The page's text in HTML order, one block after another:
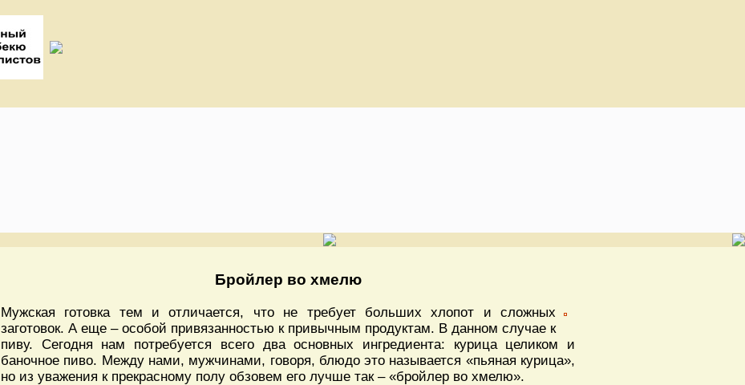
Бройлер во хмелю
Мужская готовка тем и отличается, что не требует больших хлопот и сложных
заготовок. А еще – особой привязанностью к привычным продуктам. В данном случае к
пиву. Сегодня нам потребуется всего два основных ингредиента: курица целиком и
баночное пиво. Между нами, мужчинами, говоря, блюдо это называется «пьяная курица»,
но из уважения к прекрасному полу обзовем его лучше так – «бройлер во хмелю».